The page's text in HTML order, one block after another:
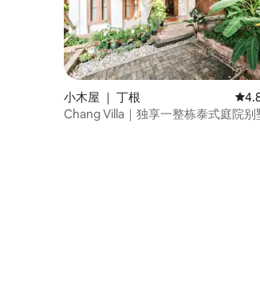
小木屋 ｜ 丁根 平
Chang Villa｜独享一整栋泰式庭院别